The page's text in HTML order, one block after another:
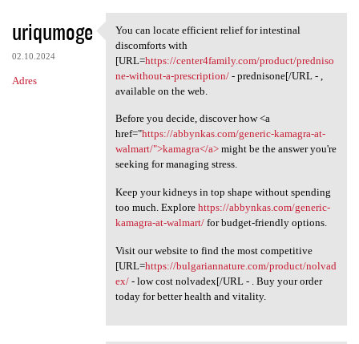
uriqumoge
02.10.2024
Adres
You can locate efficient
You can locate efficient relief for intestinal
discomforts with
[URL=https://center4family.com/product/predniso
ne-without-a-prescription/- prednisone[/URL - ,
available on the web.
Before you decide, discover how <a
href="https://abbynkas.com/generic-kamagra-at-
walmart/">kamagra</a>might be the answer you're
seeking for managing stress.
Keep your kidneys in top shape without spending
too much. Explore https://abbynkas.com/generic-
kamagra-at-walmart/for budget-friendly options.
Visit our website to find the most competitive
[URL=https://bulgariannature.com/product/nolvad
ex/- low cost nolvadex[/URL - . Buy your order
today for better health and vitality.